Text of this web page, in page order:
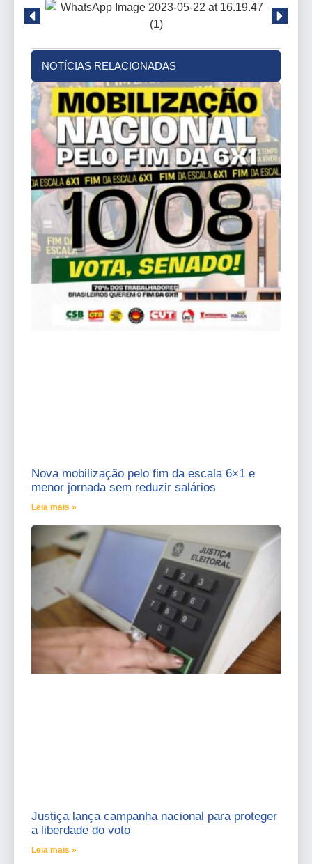
NOTÍCIAS RELACIONADAS
Nova mobilização pelo fim da escala 6×1 e
menor jornada sem reduzir salários
Leia mais »
Justiça lança campanha nacional para proteger
a liberdade do voto
Leia mais »